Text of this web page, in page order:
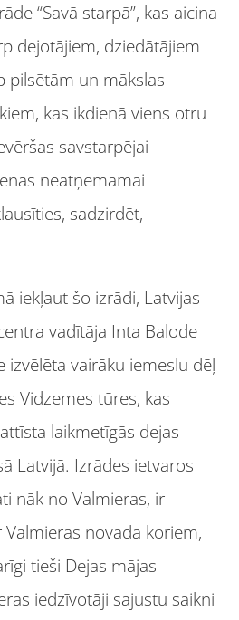
“Savā starpā”, kas aicina
dejotājiem, dziedātājiem
pilsētām un mākslas
kas ikdienā viens otru
savstarpējai
neatņemamai
sadzirdēt,
iekļaut šo izrādi, Latvijas
vadītāja Inta Balode
izvēlēta vairāku iemeslu dēļ
Vidzemes tūres, kas
laikmetīgās dejas
Latvijā. Izrādes ietvaros
nāk no Valmieras, ir
novada koriem,
tieši Dejas mājas
iedzīvotāji sajustu saikni